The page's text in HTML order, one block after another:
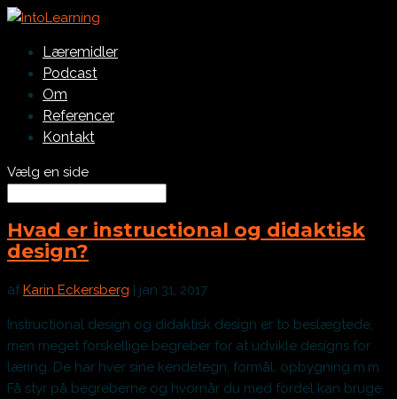
Læremidler
Podcast
Om
Referencer
Kontakt
Vælg en side
Hvad er instructional og didaktisk
design?
afKarin Eckersberg | jan 31, 2017
Instructional design og didaktisk design er to beslægtede,
men meget forskellige begreber for at udvikle designs for
læring. De har hver sine kendetegn, formål, opbygning m.m.
Få styr på begreberne og hvornår du med fordel kan bruge